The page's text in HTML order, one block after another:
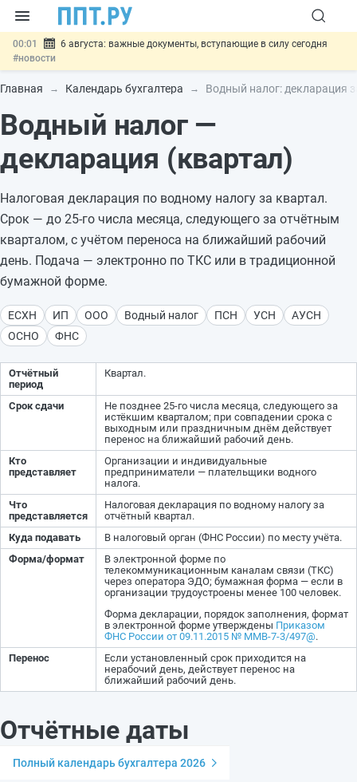
00:01
6 августа: важные документы, вступающие в силу сегодня
#новости
05.08 Обновили сообщения НПФ о договорах НПО и долгосрочных
сбережений#новости
гражданство: закон подписан
05.08 Систему страхования вкладов распространили на электронные
05.08
Важно
Подписан закон об упрощении госзакупок по 44-ФЗ
#новости
Главная Календарь бухгалтера Водный налог: декларация
Водный налог —
декларация (квартал)
Налоговая декларация по водному налогу за квартал.
Срок — до 25-го числа месяца, следующего за отчётным
кварталом, с учётом переноса на ближайший рабочий
день. Подача — электронно по ТКС или в традиционной
бумажной форме.
ЕСХН ИП ООО Водный налог ПСН УСН
АУСН
ОСНО
ФНС
Отчётный
период
Квартал.
Срок сдачи
Не позднее 25-го числа месяца, следующего за
истёкшим кварталом; при совпадении срока с
выходным или праздничным днём действует
перенос на ближайший рабочий день.
Кто
представляет
Организации и индивидуальные
предприниматели — плательщики водного
налога.
Что
представляется
Налоговая декларация по водному налогу за
отчётный квартал.
Куда подавать
В налоговый орган (ФНС России) по месту учёта.
Форма/формат
В электронной форме по
телекоммуникационным каналам связи (ТКС)
через оператора ЭДО; бумажная форма — если в
организации трудоустроены менее 100 человек.
Форма декларации, порядок заполнения, формат
в электронной форме утверждены Приказом
ФНС России от 09.11.2015 № ММВ-7-3/497@.
Перенос
Если установленный срок приходится на
нерабочий день, действует перенос на
ближайший рабочий день.
Отчётные даты
Полный календарь бухгалтера 2026